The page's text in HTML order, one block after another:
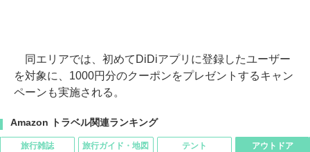
同エリアでは、初めてDiDiアプリに登録したユーザー
を対象に、1000円分のクーポンをプレゼントするキャン
ペーンも実施される。
Amazon トラベル関連ランキング
旅行雑誌 旅行ガイド・地図 テント アウトドア